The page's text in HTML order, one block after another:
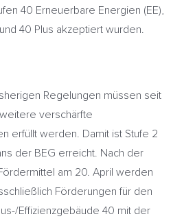
40 Erneuerbare Energien (EE),
40 Plus akzeptiert wurden.
Regelungen müssen seit
verschärfte
erfüllt werden. Damit ist Stufe 2
der BEG erreicht. Nach der
am 20. April werden
Förderungen für den
Effizienzgebäude 40 mit der